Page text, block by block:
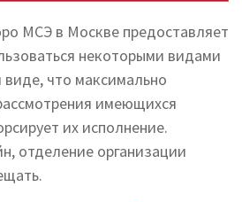
МСЭ в Москве предоставляет
некоторыми видами
виде, что максимально
имеющихся
их исполнение.
отделение организации